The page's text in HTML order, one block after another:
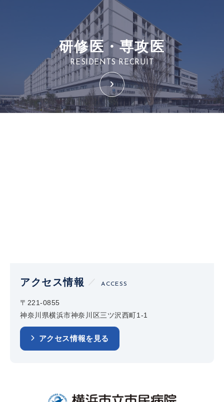
研修医・専攻医
RESIDENTS RECRUIT
アクセス情報 ACCESS
〒221-0855
神奈川県横浜市神奈川区三ツ沢西町1-1
アクセス情報を見る